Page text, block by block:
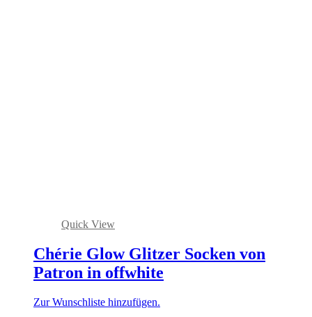
Quick View
Chérie Glow Glitzer Socken von
Patron in offwhite
Zur Wunschliste hinzufügen.